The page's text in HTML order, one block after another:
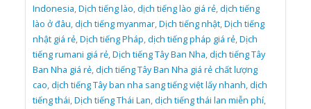
Indonesia,Dịch tiếng lào,dịch tiếng lào giá rẻ,dịch tiếng
lào ở đâu,dịch tiếng myanmar,Dịch tiếng nhật,Dịch tiếng
nhật giá rẻ,Dịch tiếng Pháp,dịch tiếng pháp giá rẻ,Dịch
tiếng rumani giá rẻ,Dịch tiếng Tây Ban Nha,dịch tiếng Tây
Ban Nha giá rẻ,dịch tiếng Tây Ban Nha giá rẻ chất lượng
cao,dịch tiếng Tây ban nha sang tiếng việt lấy nhanh,dịch
tiếng thái,Dịch tiếng Thái Lan,dịch tiếng thái lan miễn phí,